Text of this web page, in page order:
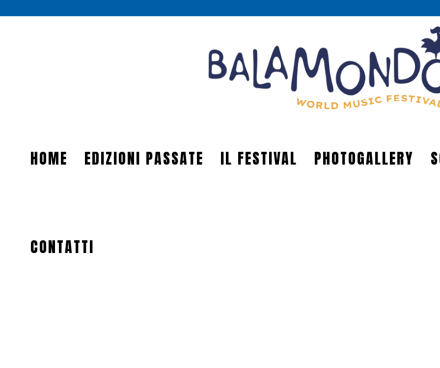
HOME EDIZIONI PASSATE IL FESTIVAL PHOTOGALLERY
CONTATTI